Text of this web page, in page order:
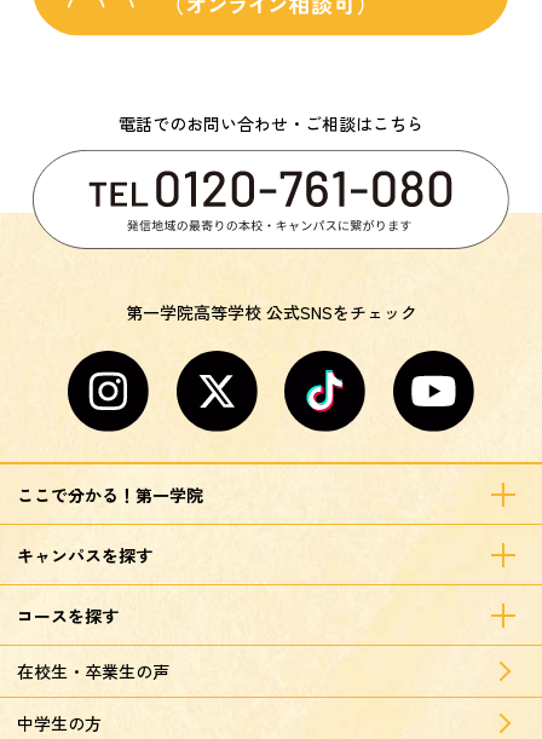
電話でのお問い合わせ・ご相談はこちら
第一学院高等学校 公式SNSをチェック
ここで分かる！第一学院
キャンパスを探す
コースを探す
在校生・卒業生の声
中学生の方